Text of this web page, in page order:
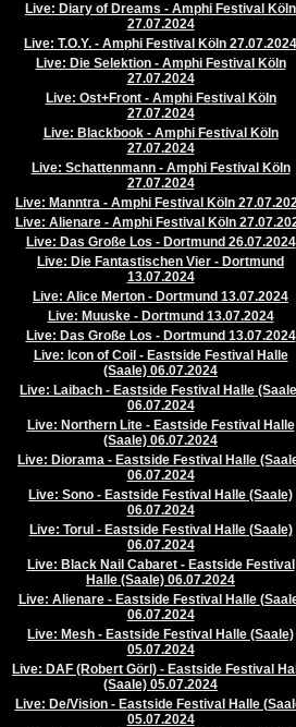
Live: Diary of Dreams - Amphi Festival Köln
27.07.2024
Live: T.O.Y. - Amphi Festival Köln 27.07.2024
Live: Die Selektion - Amphi Festival Köln
27.07.2024
Live: Ost+Front - Amphi Festival Köln
27.07.2024
Live: Blackbook - Amphi Festival Köln
27.07.2024
Live: Schattenmann - Amphi Festival Köln
27.07.2024
Live: Manntra - Amphi Festival Köln
Live: Alienare - Amphi Festival Köln
Live: Das Große Los - Dortmund 26.07.2024
Live: Die Fantastischen Vier - Dortmund
13.07.2024
Live: Alice Merton - Dortmund 13.07.2024
Live: Muuske - Dortmund 13.07.2024
Live: Das Große Los - Dortmund 13.07.2024
Live: Icon of Coil - Eastside Festival Halle
(Saale) 06.07.2024
Live: Laibach - Eastside Festival Halle
06.07.2024
Live: Northern Lite - Eastside Festival Halle
(Saale) 06.07.2024
Live: Diorama - Eastside Festival Halle
06.07.2024
Live: Sono - Eastside Festival Halle (Saale)
06.07.2024
Live: Torul - Eastside Festival Halle (Saale)
06.07.2024
Live: Black Nail Cabaret - Eastside Festival
Halle (Saale) 06.07.2024
Live: Alienare - Eastside Festival Halle
06.07.2024
Live: Mesh - Eastside Festival Halle (Saale)
05.07.2024
Live: DAF (Robert Görl) - Eastside Festival
(Saale) 05.07.2024
Live: De/Vision - Eastside Festival Halle
05.07.2024